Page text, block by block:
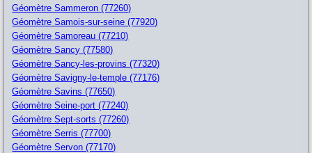
Géomètre Sammeron (77260)
Géomètre Samois-sur-seine (77920)
Géomètre Samoreau (77210)
Géomètre Sancy (77580)
Géomètre Sancy-les-provins (77320)
Géomètre Savigny-le-temple (77176)
Géomètre Savins (77650)
Géomètre Seine-port (77240)
Géomètre Sept-sorts (77260)
Géomètre Serris (77700)
Géomètre Servon (77170)